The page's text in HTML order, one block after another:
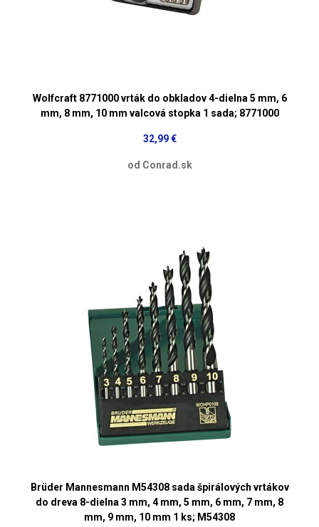
Wolfcraft 8771000 vrták do obkladov 4-dielna 5 mm, 6
mm, 8 mm, 10 mm valcová stopka 1 sada; 8771000
32,99 €
od Conrad.sk
Brüder Mannesmann M54308 sada špirálových vrtákov
do dreva 8-dielna 3 mm, 4 mm, 5 mm, 6 mm, 7 mm, 8
mm, 9 mm, 10 mm 1 ks; M54308